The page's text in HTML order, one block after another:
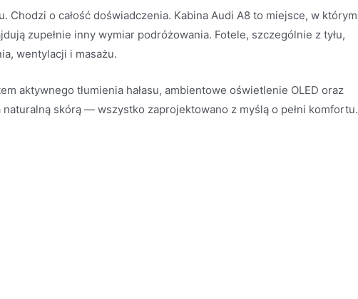
Chodzi o całość doświadczenia. Kabina Audi A8 to miejsce, w którym
zupełnie inny wymiar podróżowania. Fotele, szczególnie z tyłu,
wentylacji i masażu.
aktywnego tłumienia hałasu, ambientowe oświetlenie OLED oraz
skórą — wszystko zaprojektowano z myślą o pełni komfortu.